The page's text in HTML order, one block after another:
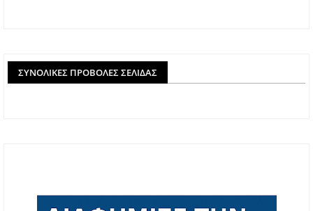
ΣΥΝΟΛΙΚΈΣ ΠΡΟΒΟΛΈΣ ΣΕΛΊΔΑΣ